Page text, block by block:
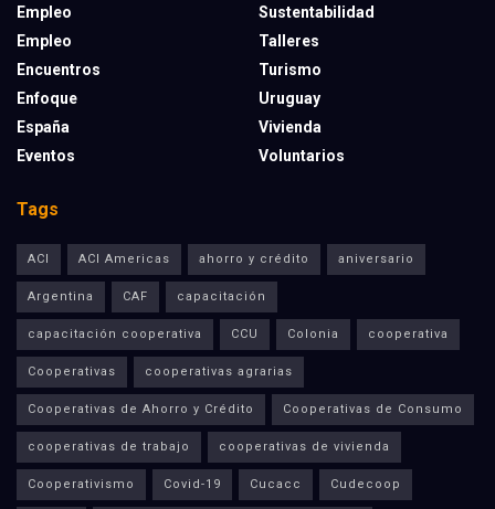
Empleo
Empleo
Encuentros
Enfoque
España
Eventos
Sustentabilidad
Talleres
Turismo
Uruguay
Vivienda
Voluntarios
Tags
ACI ACI Americas ahorro y crédito aniversario
Argentina CAF capacitación
capacitación cooperativa CCU Colonia cooperativa
Cooperativas cooperativas agrarias
Cooperativas de Ahorro y Crédito Cooperativas de Consumo
cooperativas de trabajo cooperativas de vivienda
Cooperativismo Covid-19 Cucacc Cudecoop